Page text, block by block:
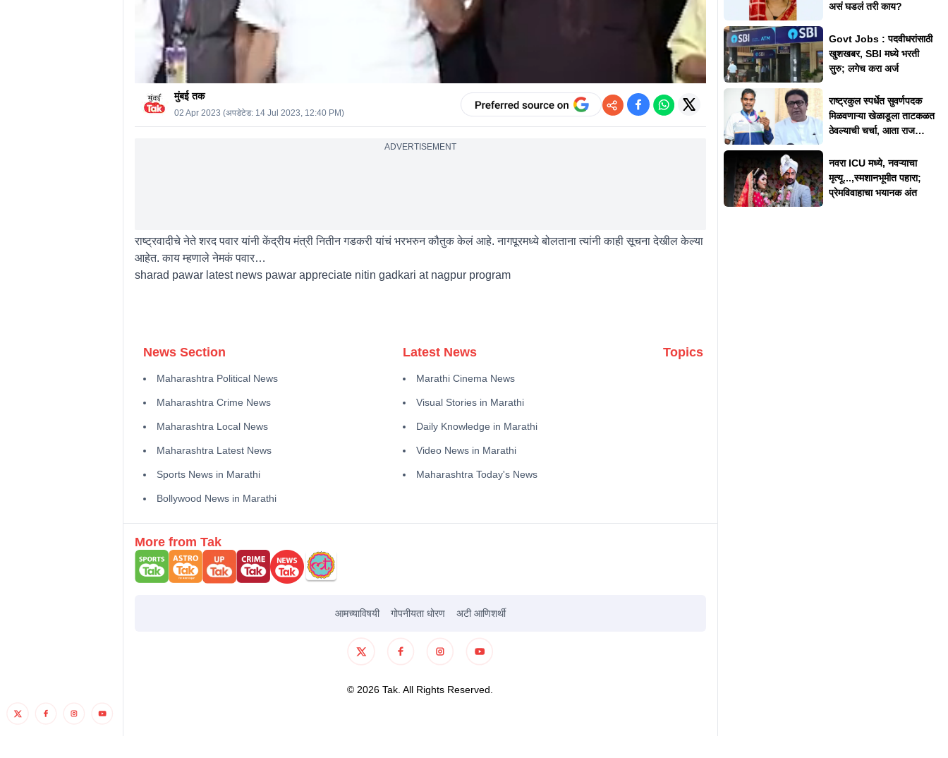
मुंबई तक
02 Apr 2023 (अपडेटेड: 14 Jul 2023, 12:40 PM)
ADVERTISEMENT
राष्ट्रवादीचे नेते शरद पवार यांनी केंद्रीय मंत्री नितीन गडकरी यांचं भरभरुन कौतुक केलं आहे. नागपूरमध्ये बोलताना त्यांनी काही सूचना देखील केल्या
आहेत. काय म्हणाले नेमकं पवार…
sharad pawar latest news pawar appreciate nitin gadkari at nagpur program
News Section
Maharashtra Political News
Maharashtra Crime News
Maharashtra Local News
Maharashtra Latest News
Sports News in Marathi
Bollywood News in Marathi
Latest News
Marathi Cinema News
Visual Stories in Marathi
Daily Knowledge in Marathi
Video News in Marathi
Maharashtra Today's News
Topics
More from Tak
आमच्याविषयी गोपनीयता धोरण अटी आणिशर्थी
© 2026 Tak. All Rights Reserved.
असं घडलं तरी काय?
Govt Jobs : पदवीधरांसाठी
खुशखबर, SBI मध्ये भरती
सुरु; लगेच करा अर्ज
राष्ट्रकुल स्पर्धेत सुवर्णपदक
मिळवणाऱ्या खेळाडूला ताटकळत
ठेवल्याची चर्चा, आता राज
नवरा ICU मध्ये, नवऱ्याचा
मृत्यू...,स्मशानभूमीत पहारा;
प्रेमविवाहाचा भयानक अंत